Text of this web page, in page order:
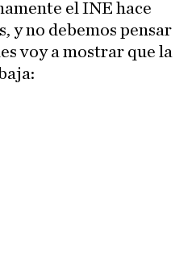
el INE hace
y no debemos pensar
voy a mostrar que la